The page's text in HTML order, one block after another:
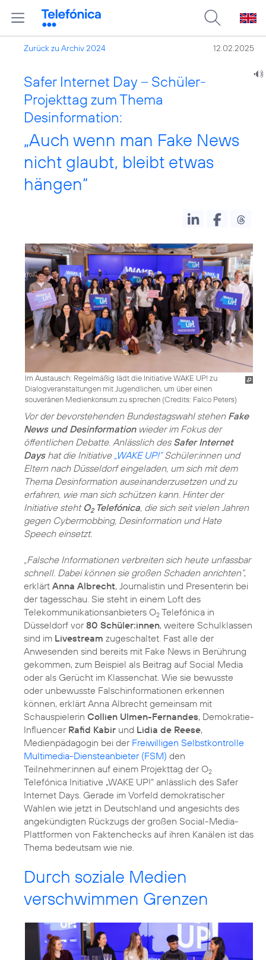
Zurück zu Archiv 2024 12.02.2025
Safer Internet Day – Schüler-
Projekttag zum Thema
Desinformation:
„Auch wenn man Fake News
nicht glaubt, bleibt etwas
hängen“
Im Austausch: Regelmäßig lädt die Initiative WAKE UP! zu
Dialogveranstaltungen mit Jugendlichen, um über einen
souveränen Medienkonsum zu sprechen (Credits: Falco Peters)
Vor der bevorstehenden Bundestagswahl stehen Fake
News und Desinformationwieder im Fokus der
öffentlichen Debatte. Anlässlich des Safer Internet
Dayshat die Initiative „WAKE UP!“Schüler:innen und
Eltern nach Düsseldorf eingeladen, um sich mit dem
Thema Desinformation auseinanderzusetzen und zu
erfahren, wie man sich schützen kann. Hinter der
Initiative steht O2Telefónica , die sich seit vielen Jahren
gegen Cybermobbing, Desinformation und Hate
Speech einsetzt.
„Falsche Informationen verbreiten sich heute unfassbar
schnell. Dabei können sie großen Schaden anrichten“,
erklärt Anna Albrecht, Journalistin und Presenterin bei
der tagesschau. Sie steht in einem Loft des
Telekommunikationsanbieters O2 Telefónica in
Düsseldorf vor80 Schüler:innen, weitere Schulklassen
sind im Livestream zugeschaltet. Fast alle der
Anwesenden sind bereits mit Fake News in Berührung
gekommen, zum Beispiel als Beitrag auf Social Media
oder als Gerücht im Klassenchat. Wie sie bewusste
oder unbewusste Falschinformationen erkennen
können, erklärt Anna Albrecht gemeinsam mit
Schauspielerin Collien Ulmen-Fernandes, Demokratie-
Influencer Rafid Kabir und Lidia de Reese,
Medienpädagogin bei der Freiwilligen Selbstkontrolle
Multimedia-Diensteanbieter (FSM) den
Teilnehmer:innen auf einem Projekttag der O2
Telefónica Initiative „WAKE UP!“ anlässlich des Safer
Internet Days. Gerade im Vorfeld demokratischer
Wahlen wie jetzt in Deutschland und angesichts des
angekündigten Rückzugs der großen Social-Media-
Plattformen von Faktenchecks auf ihren Kanälen ist das
Thema bedeutsam wie nie.
Durch soziale Medien
verschwimmen Grenzen